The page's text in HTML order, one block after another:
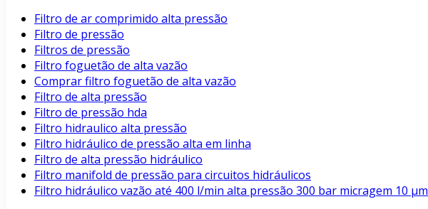
Filtro de ar comprimido alta pressão
Filtro de pressão
Filtros de pressão
Filtro foguetão de alta vazão
Comprar filtro foguetão de alta vazão
Filtro de alta pressão
Filtro de pressão hda
Filtro hidraulico alta pressão
Filtro hidráulico de pressão alta em linha
Filtro de alta pressão hidráulico
Filtro manifold de pressão para circuitos hidráulicos
Filtro hidráulico vazão até 400 l/min alta pressão 300 bar micragem 10 μm